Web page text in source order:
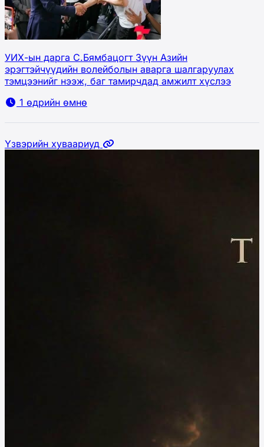
УИХ-ын дарга С.Бямбацогт Зүүн Азийн
эрэгтэйчүүдийн волейболын аварга шалгаруулах
тэмцээнийг нээж, баг тамирчдад амжилт хүслээ
1 өдрийн өмнө
Үзвэрийн хуваариуд